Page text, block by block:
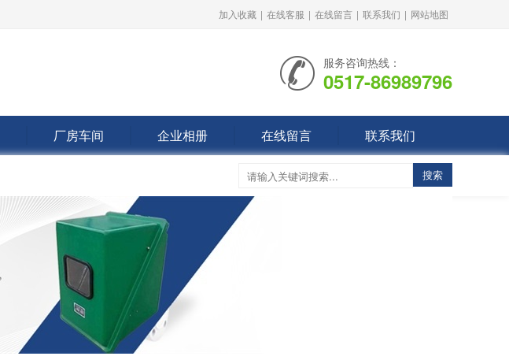
加入收藏 | 在线客服 | 在线留言 | 联系我们 | 网站地图
服务咨询热线：
0517-86989796
厂房车间 企业相册 在线留言 联系我们